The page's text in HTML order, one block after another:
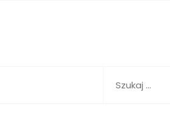
Szukaj: